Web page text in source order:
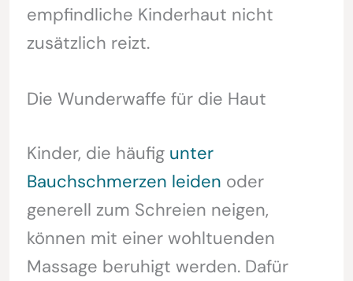
empfindliche Kinderhaut nicht
zusätzlich reizt.
Die Wunderwaffe für die Haut
Kinder, die häufig unter
Bauchschmerzen leiden oder
generell zum Schreien neigen,
können mit einer wohltuenden
Massage beruhigt werden. Dafür